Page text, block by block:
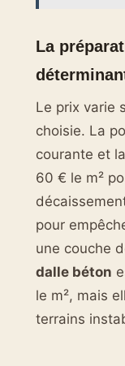
La
Le prix varie
choisie. La
courante et
60 € le m²
pour
une couche
dalle béton
le m², mais
terrains